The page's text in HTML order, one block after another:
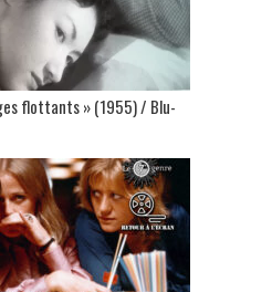
flottants » (1955) / Blu-